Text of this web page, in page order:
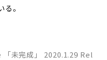
。
未完成」 2020.1.29 Rel